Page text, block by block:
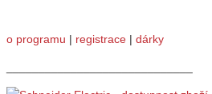
o programu | registrace | dárky